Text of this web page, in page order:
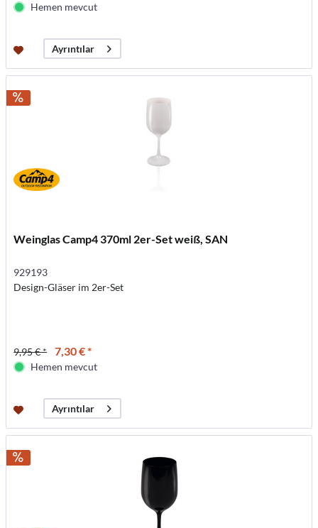
Hemen mevcut
Ayrıntılar
Weinglas Camp4 370ml 2er-Set weiß, SAN
929193
Design-Gläser im 2er-Set
9,95 € * 7,30 € *
Hemen mevcut
Ayrıntılar